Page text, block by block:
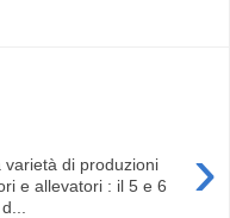
›
varietà di produzioni
e allevatori : il 5 e 6